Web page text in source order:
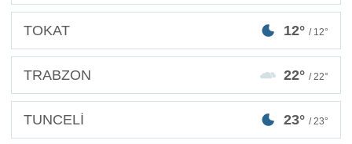
TOKAT 12° / 12°
TRABZON 22° / 22°
TUNCELİ 23° / 23°